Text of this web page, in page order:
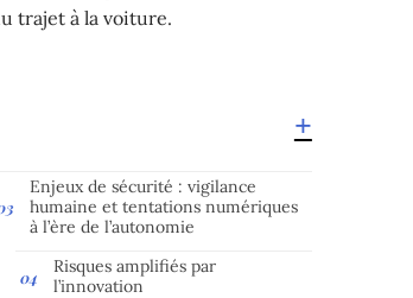
trajet à la voiture.
Enjeux de sécurité : vigilance
humaine et tentations numériques
à l’ère de l’autonomie
Risques amplifiés par
l’innovation